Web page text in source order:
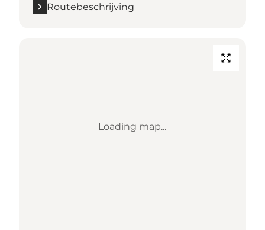
Routebeschrijving
Loading map...